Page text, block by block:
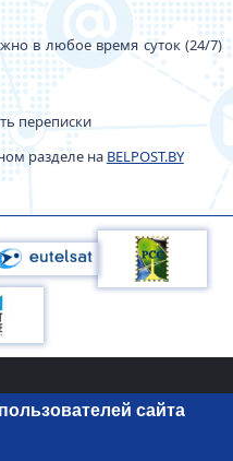
10
в любое время суток (24/7)
переписки
разделе на BELPOST.BY
сайта